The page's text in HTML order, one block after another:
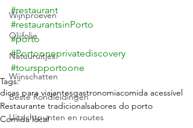
Wijnproeven
Olijfolie
Natuuruitjes
Wijnschatten
Beste Rondleidingen
Uitzichtpunten en routes
#restaurant
#restaurantsinPorto
#porto
#Portooneprivatediscovery
#tourspportoone
Tags:
dicas para viajantesgastronomiacomida acessível
Restaurante tradicionalsabores do porto
Comida local